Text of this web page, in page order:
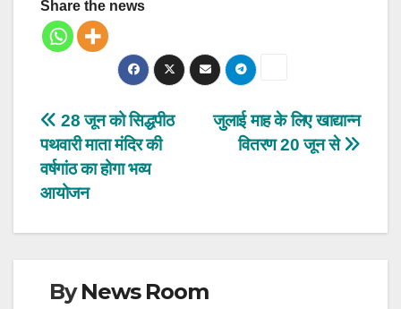
Share the news
Post
navigation
जुलाई माह के लिए खाद्यान्न
वितरण 20 जून से
28 जून को सिद्धपीठ
पथवारी माता मंदिर की
वर्षगांठ का होगा भव्य
आयोजन
ByNews Room